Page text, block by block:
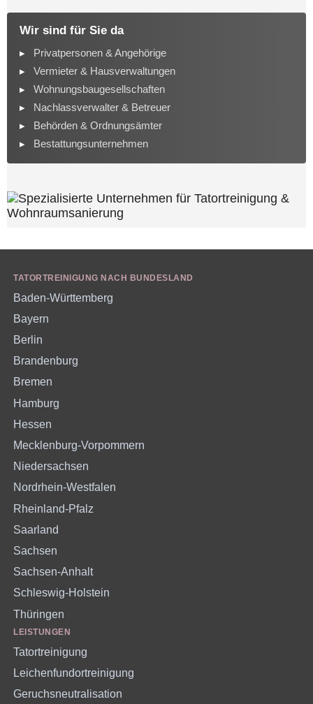
Wir sind für Sie da
Privatpersonen & Angehörige
Vermieter & Hausverwaltungen
Wohnungsbaugesellschaften
Nachlassverwalter & Betreuer
Behörden & Ordnungsämter
Bestattungsunternehmen
TATORTREINIGUNG NACH BUNDESLAND
Baden-Württemberg
Bayern
Berlin
Brandenburg
Bremen
Hamburg
Hessen
Mecklenburg-Vorpommern
Niedersachsen
Nordrhein-Westfalen
Rheinland-Pfalz
Saarland
Sachsen
Sachsen-Anhalt
Schleswig-Holstein
Thüringen
LEISTUNGEN
Tatortreinigung
Leichenfundortreinigung
Geruchsneutralisation